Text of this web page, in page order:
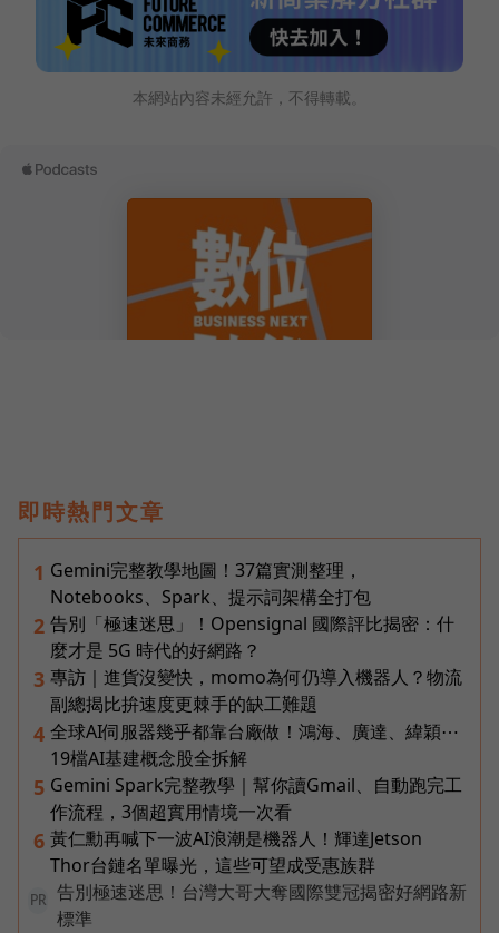
本網站內容未經允許，不得轉載。
即時熱門文章
1 Gemini完整教學地圖！37篇實測整理，
Notebooks、Spark、提示詞架構全打包
2 告別「極速迷思」！Opensignal 國際評比揭密：什
麼才是 5G 時代的好網路？
3 專訪｜進貨沒變快，momo為何仍導入機器人？物流
副總揭比拚速度更棘手的缺工難題
4 全球AI伺服器幾乎都靠台廠做！鴻海、廣達、緯穎⋯
19檔AI基建概念股全拆解
5 Gemini Spark完整教學｜幫你讀Gmail、自動跑完工
作流程，3個超實用情境一次看
6 黃仁勳再喊下一波AI浪潮是機器人！輝達Jetson
Thor台鏈名單曝光，這些可望成受惠族群
PR
告別極速迷思！台灣大哥大奪國際雙冠揭密好網路新
標準